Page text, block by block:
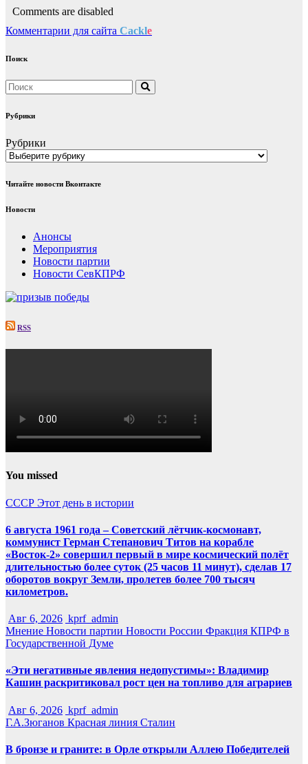
Comments are disabled
Комментарии для сайта Cackle
Поиск
Рубрики
Рубрики
Читайте новости Вконтакте
Новости
Анонсы
Мероприятия
Новости партии
Новости СевКПРФ
RSS
You missed
СССР Этот день в истории
6 августа 1961 года – Советский лётчик-космонавт,
коммунист Герман Степанович Титов на корабле
«Восток-2» совершил первый в мире космический полёт
длительностью более суток (25 часов 11 минут), сделав 17
оборотов вокруг Земли, пролетев более 700 тысяч
километров.
Авг 6, 2026 kprf_admin
Мнение Новости партии Новости России Фракция КПРФ в
Государственной Думе
«Эти негативные явления недопустимы»: Владимир
Кашин раскритиковал рост цен на топливо для аграриев
Авг 6, 2026 kprf_admin
Г.А.Зюганов Красная линия Сталин
В бронзе и граните: в Орле открыли Аллею Победителей